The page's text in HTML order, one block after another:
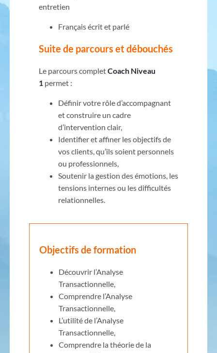
entretien
Français écrit et parlé
Suite de parcours et débouchés
Le parcours completCoach Niveau
1 permet :
Définir votre rôle d’accompagnant
et construire un cadre
d’intervention clair,
Identifier et affiner les objectifs de
vos clients, qu’ils soient personnels
ou professionnels,
Soutenir la gestion des émotions, les
tensions internes ou les difficultés
relationnelles.
Objectifs de formation
Découvrir l’Analyse
Transactionnelle,
Comprendre l’Analyse
Transactionnelle,
L’utilité de l’Analyse
Transactionnelle,
Comprendre la théorie de la